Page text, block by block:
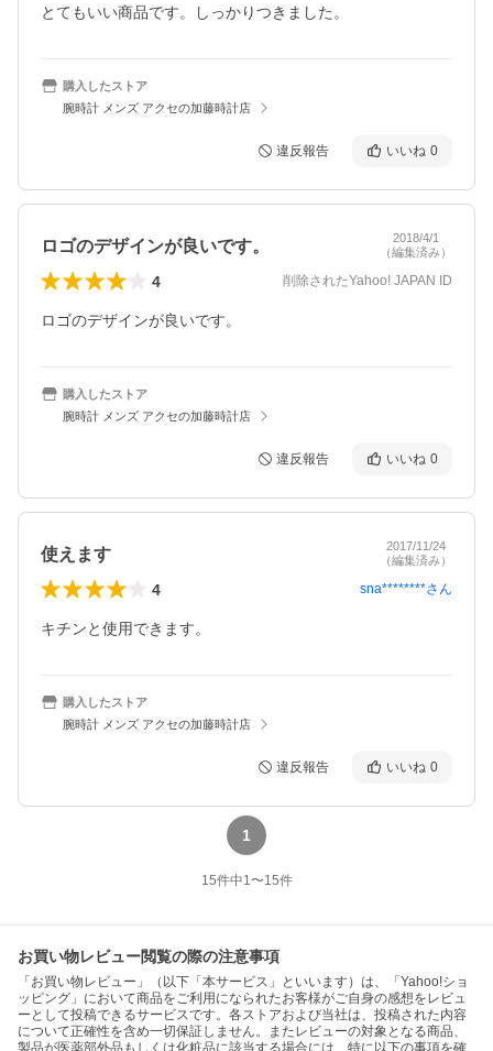
とてもいい商品です。しっかりつきました。
購入したストア
腕時計 メンズ アクセの加藤時計店
違反報告 いいね 0
ロゴのデザインが良いです。
2018/4/1
（編集済み）
4 削除されたYahoo! JAPAN ID
ロゴのデザインが良いです。
購入したストア
腕時計 メンズ アクセの加藤時計店
違反報告 いいね 0
使えます
2017/11/24
（編集済み）
4 sna********さん
キチンと使用できます。
購入したストア
腕時計 メンズ アクセの加藤時計店
違反報告 いいね 0
1
15件中1〜15件
お買い物レビュー閲覧の際の注意事項
「お買い物レビュー」（以下「本サービス」といいます）は、「Yahoo!ショ
ッピング」において商品をご利用になられたお客様がご自身の感想をレビュ
ーとして投稿できるサービスです。各ストアおよび当社は、投稿された内容
について正確性を含め一切保証しません。またレビューの対象となる商品、
製品が医薬部外品もしくは化粧品に該当する場合には、特に以下の事項を確